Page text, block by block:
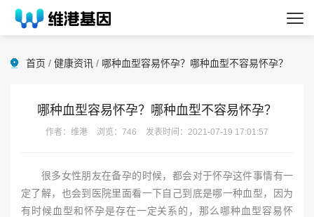
首页 / 健康资讯 / 哪种血型容易怀孕？哪种血型不容易怀孕？
哪种血型容易怀孕？哪种血型不容易怀孕？
作者：维港 浏览：746 发表时间：2021-07-19 17:01:57
很多女性朋友在备孕的时候，都会对于怀孕这件事情有一
定了解，也会到医院里面看一下自己到底是哪一种血型，因为
有时候血型和怀孕是存在一定关系的，那么哪种血型容易怀